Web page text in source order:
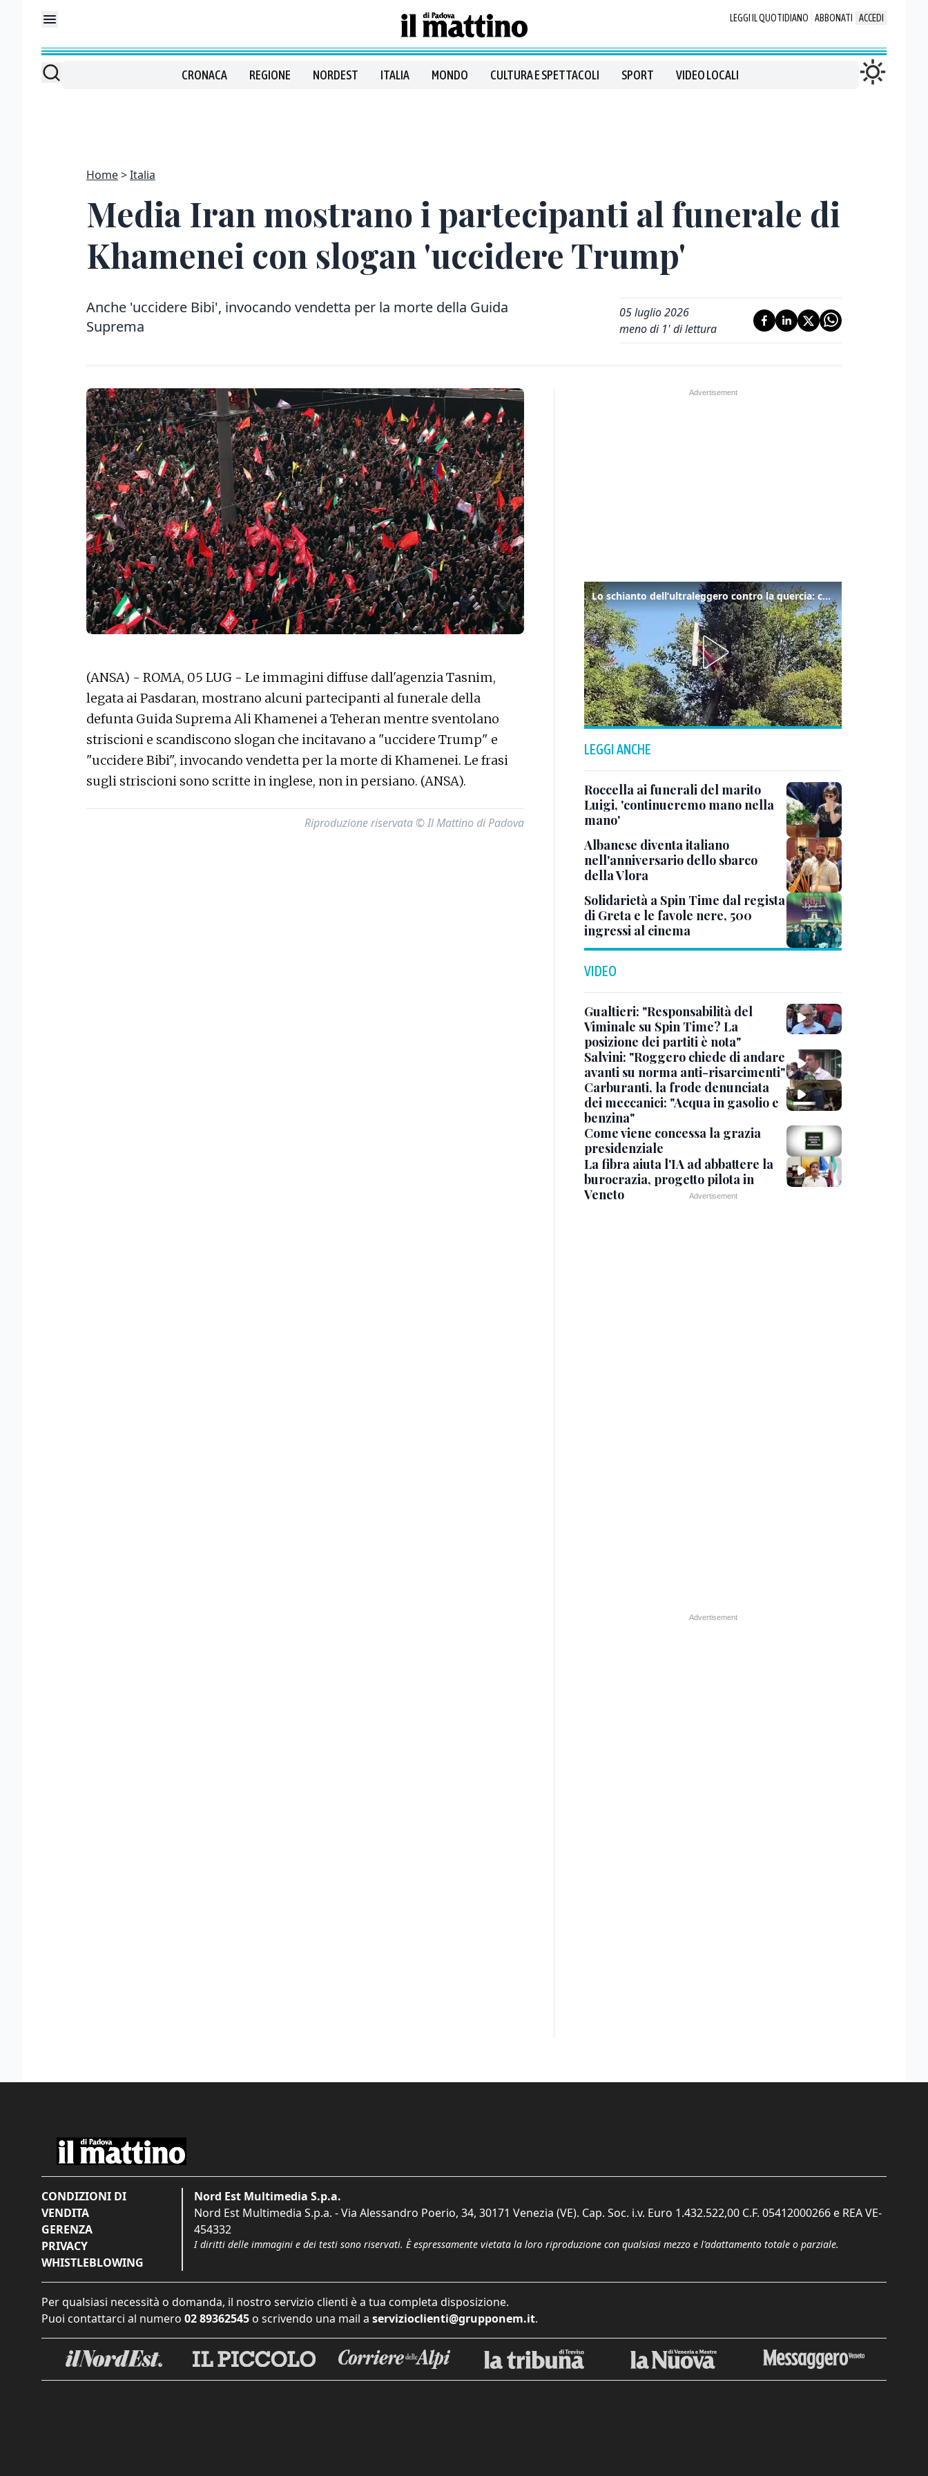
LEGGI IL QUOTIDIANO ABBONATI ACCEDI
CRONACA REGIONE NORDEST ITALIA MONDO CULTURA E SPETTACOLI SPORT VIDEO LOCALI
Home Italia
Media Iran mostrano i partecipanti al funerale di
Khamenei con slogan 'uccidere Trump'
Anche 'uccidere Bibi', invocando vendetta per la morte della Guida
Suprema
05 luglio 2026
meno di 1' di lettura
(ANSA) - ROMA, 05 LUG - Le immagini diffuse dall'agenzia Tasnim,
legata ai Pasdaran, mostrano alcuni partecipanti al funerale della
defunta Guida Suprema Ali Khamenei a Teheran mentre sventolano
striscioni e scandiscono slogan che incitavano a "uccidere Trump" e
"uccidere Bibi", invocando vendetta per la morte di Khamenei. Le frasi
sugli striscioni sono scritte in inglese, non in persiano. (ANSA).
Riproduzione riservata © Il Mattino di Padova
Lo schianto dell’ultraleggero contro la quercia: cosa è successo a Rivarotta
LEGGI ANCHE
Roccella ai funerali del marito
Luigi, 'continueremo mano nella
mano'
Albanese diventa italiano
nell'anniversario dello sbarco
della Vlora
Solidarietà a Spin Time dal regista
di Greta e le favole nere, 500
ingressi al cinema
VIDEO
Gualtieri: "Responsabilità del
Viminale su Spin Time? La
posizione dei partiti è nota"
Salvini: "Roggero chiede di andare
avanti su norma anti-risarcimenti"
Carburanti, la frode denunciata
dei meccanici: "Acqua in gasolio e
benzina"
Come viene concessa la grazia
presidenziale
La fibra aiuta l'IA ad abbattere la
burocrazia, progetto pilota in
Veneto
CONDIZIONI DI
VENDITA
GERENZA
PRIVACY
WHISTLEBLOWING
Nord Est Multimedia S.p.a.
Nord Est Multimedia S.p.a. - Via Alessandro Poerio, 34, 30171 Venezia (VE). Cap. Soc. i.v. Euro 1.432.522,00 C.F. 05412000266 e REA VE-
454332
I diritti delle immagini e dei testi sono riservati. È espressamente vietata la loro riproduzione con qualsiasi mezzo e l'adattamento totale o parziale.
Per qualsiasi necessità o domanda, il nostro servizio clienti è a tua completa disposizione.
Puoi contattarci al numero 02 89362545 o scrivendo una mail a servizioclienti@grupponem.it.